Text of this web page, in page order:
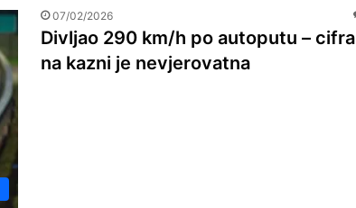
07/02/2026
Divljao 290 km/h po autoputu – cifra
na kazni je nevjerovatna